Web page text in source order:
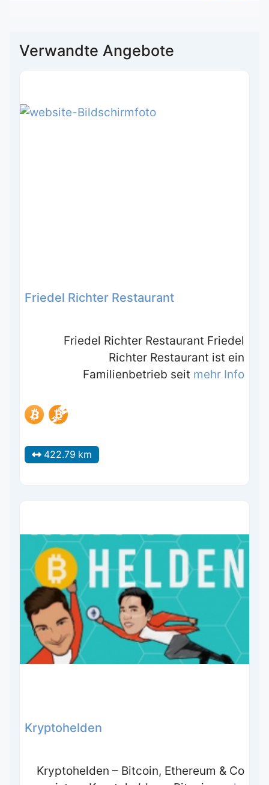
Verwandte Angebote
Friedel Richter Restaurant
Friedel Richter Restaurant Friedel
Richter Restaurant ist ein
Familienbetrieb seit mehr Info
422.79 km
Kryptohelden
Kryptohelden – Bitcoin, Ethereum & Co